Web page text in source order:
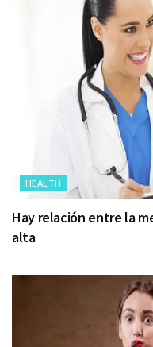
HEALTH
Hay relación entre la
alta